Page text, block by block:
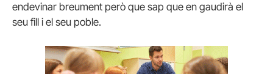
endevinar breument però que sap que en gaudirà el
seu fill i el seu poble.